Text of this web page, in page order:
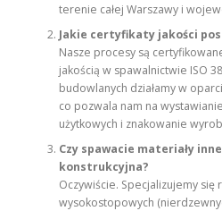
terenie całej Warszawy i
Jakie certyfikaty jakości
Nasze procesy są
jakością w spawalnictwie ISO
budowlanych działamy w
co pozwala nam na
użytkowych i znakowanie
Czy spawacie materiały
konstrukcyjna?
Oczywiście. Specjalizujemy się
wysokostopowych